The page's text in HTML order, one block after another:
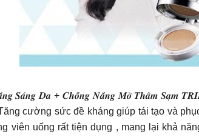
𝑺𝒂́𝒏𝒈 𝑫𝒂 + 𝑪𝒉𝒐̂́𝒏𝒈 𝑵𝒂̆́𝒏𝒈 𝑴𝒐̛̀ 𝑻𝒉𝒂̂𝒎 𝑺𝒂̣𝒎
cường sức đề kháng giúp tái tạo và
viên uống rất tiện dụng , mang lại khả